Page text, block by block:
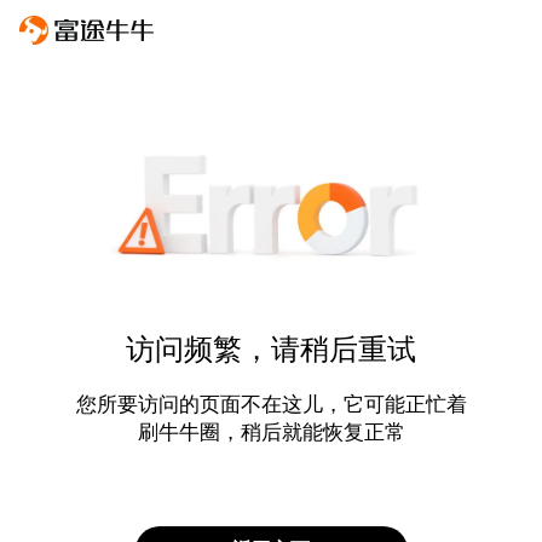
访问频繁，请稍后重试
您所要访问的页面不在这儿，它可能正忙着
刷牛牛圈，稍后就能恢复正常